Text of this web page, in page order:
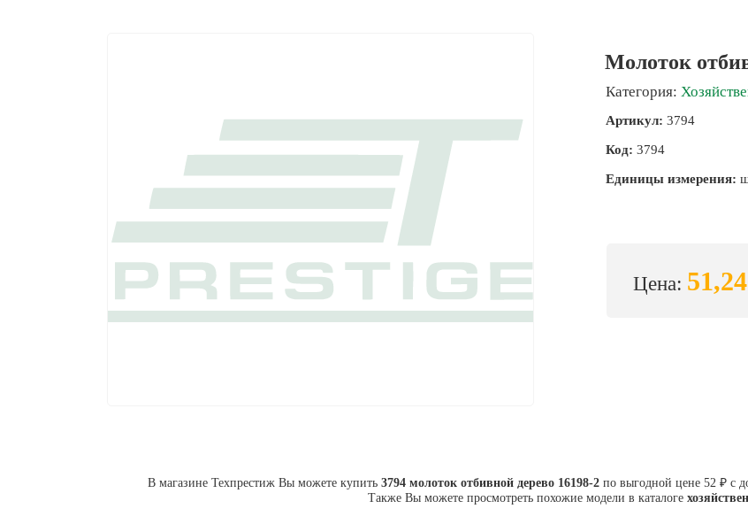
Молоток
Категория:
Артикул: 3794
Код: 3794
Единицы измерения:
Цена: 51,24
В магазине Техпрестиж Вы можете купить 3794 молоток отбивной дерево 16198-2 по выгодной цене 52 ₽ с
Также Вы можете просмотреть похожие модели в каталоге